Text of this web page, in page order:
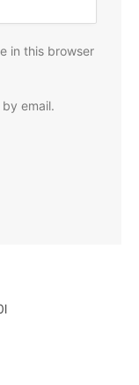
in this browser
email.